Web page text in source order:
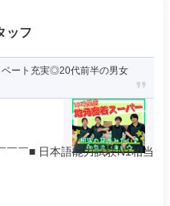
ッフ
ベート充実◎20代前半の男女
￣￣■ 日本語能力試験N1相当